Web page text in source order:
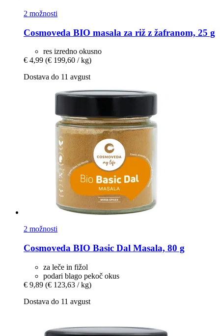
2 možnosti
Cosmoveda BIO masala za riž z žafranom, 25 g
res izredno okusno
€ 4,99 (€ 199,60 / kg)
Dostava do 11 avgust
2 možnosti
Cosmoveda BIO Basic Dal Masala, 80 g
za leče in fižol
podari blago pekoč okus
€ 9,89 (€ 123,63 / kg)
Dostava do 11 avgust